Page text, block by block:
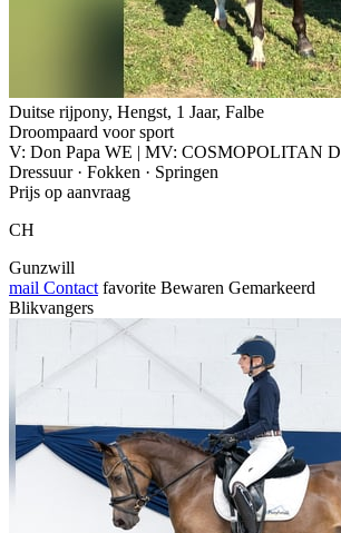
Duitse rijpony, Hengst, 1 Jaar, Falbe
Droompaard voor sport
V: Don Papa WE | MV: COSMOPOLITAN D
Dressuur · Fokken · Springen
Prijs op aanvraag
CH
Gunzwill
mail Contact favorite Bewaren Gemarkeerd
Blikvangers